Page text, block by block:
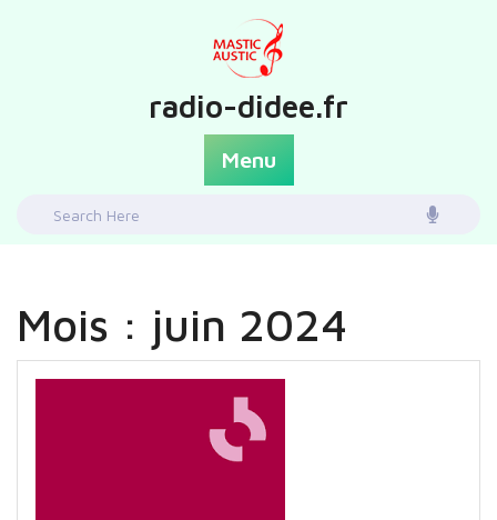
radio-didee.fr
Menu
Search
Mois : juin 2024